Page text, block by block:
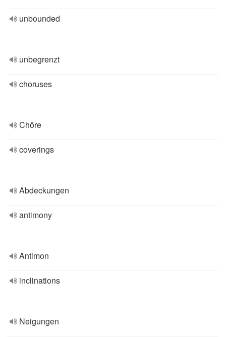
unbounded
unbegrenzt
choruses
Chöre
coverings
Abdeckungen
antimony
Antimon
inclinations
Neigungen